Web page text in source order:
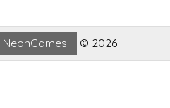
NeonGames © 2026